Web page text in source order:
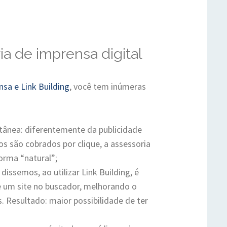
de imprensa digital
e Link Building, você tem inúmeras
diferentemente da publicidade
são cobrados por clique, a assessoria
“natural”;
ao utilizar Link Building, é
site no buscador, melhorando o
Resultado: maior possibilidade de ter